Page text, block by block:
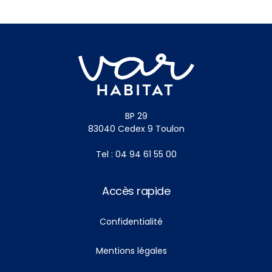
BP 29
83040 Cedex 9 Toulon
Tel : 04 94 61 55 00
Accès rapide
Confidentialité
Mentions légales